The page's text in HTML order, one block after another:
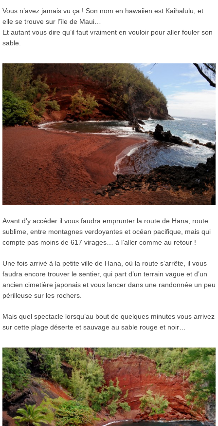
Vous n’avez jamais vu ça ! Son nom en hawaiien est Kaihalulu, et
elle se trouve sur l’île de Maui…
Et autant vous dire qu’il faut vraiment en vouloir pour aller fouler son
sable.
Avant d’y accéder il vous faudra emprunter la route de Hana, route
sublime, entre montagnes verdoyantes et océan pacifique, mais qui
compte pas moins de 617 virages… à l’aller comme au retour !
Une fois arrivé à la petite ville de Hana, où la route s’arrête, il vous
faudra encore trouver le sentier, qui part d’un terrain vague et d’un
ancien cimetière japonais et vous lancer dans une randonnée un peu
périlleuse sur les rochers.
Mais quel spectacle lorsqu’au bout de quelques minutes vous arrivez
sur cette plage déserte et sauvage au sable rouge et noir…